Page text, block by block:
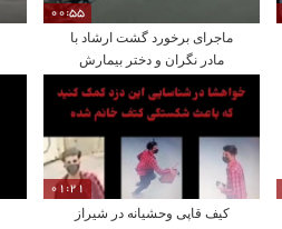
00:55
ماجرای برخورد گشت‌ ارشاد با
مادر نگران و دختر بیمارش
01:21
کیف قاپی وحشیانه در شیراز